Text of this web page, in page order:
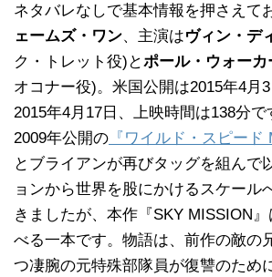
ネタバレなしで基本情報を押さえて
ェームズ・ワン、主演はヴィン・デ
ク・トレット役)とポール・ウォーカ
オコナー役)。米国公開は2015年4月
2015年4月17日、上映時間は138分
2009年公開の 『ワイルド・スピード
とブライアンが再びタッグを組んで
ョンから世界を股にかけるスケール
きましたが、本作『SKY MISSION
べる一本です。物語は、前作の敵の
つ凄腕の元特殊部隊員が復讐のため